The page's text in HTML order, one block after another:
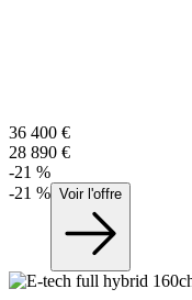
36 400 €
28 890 €
-21 %
-21 % Voir l'offre